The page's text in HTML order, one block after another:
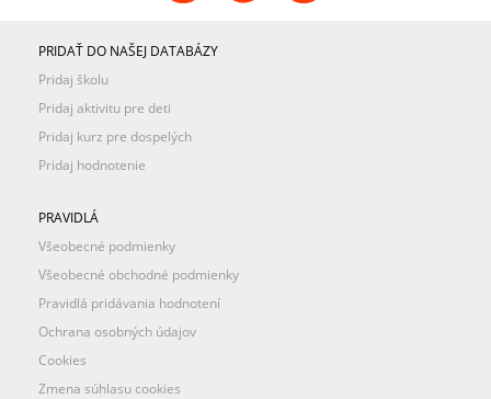
PRIDAŤ DO NAŠEJ DATABÁZY
Pridaj školu
Pridaj aktivitu pre deti
Pridaj kurz pre dospelých
Pridaj hodnotenie
PRAVIDLÁ
Všeobecné podmienky
Všeobecné obchodné podmienky
Pravidlá pridávania hodnotení
Ochrana osobných údajov
Cookies
Zmena súhlasu cookies